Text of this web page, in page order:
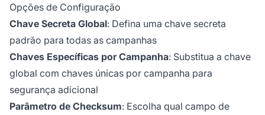
Opções de Configuração
Chave Secreta Global: Defina uma chave secreta
padrão para todas as campanhas
Chaves Específicas por Campanha: Substitua a chave
global com chaves únicas por campanha para
segurança adicional
Parâmetro de Checksum: Escolha qual campo de